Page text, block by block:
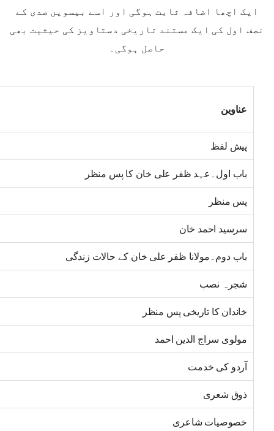
ایک اچھا اضافہ ثابت ہوگی اور اسے بیسویں صدی کے
نصف اول کی ایک مستند تاریخی دستاویز کی حیثیت بھی
حاصل ہوگی۔
عناوین
پیش لفظ
باب اول۔عہد ظفر علی خان کا پس منظر
پس منظر
سرسید احمد خان
باب دوم۔مولانا ظفر علی خان کے حالات زندگی
شجرہ نصب
خاندان کا تاریخی پس منظر
مولوی سراج الدین احمد
آردو کی خدمت
ذوق شعری
خصوصیات شاعری